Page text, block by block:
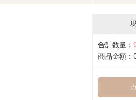
合計数量：
商品金額：